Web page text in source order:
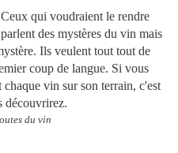
qui voudraient le rendre
des mystères du vin mais
Ils veulent tout tout de
coup de langue. Si vous
vin sur son terrain, c'est
découvrirez.
du vin